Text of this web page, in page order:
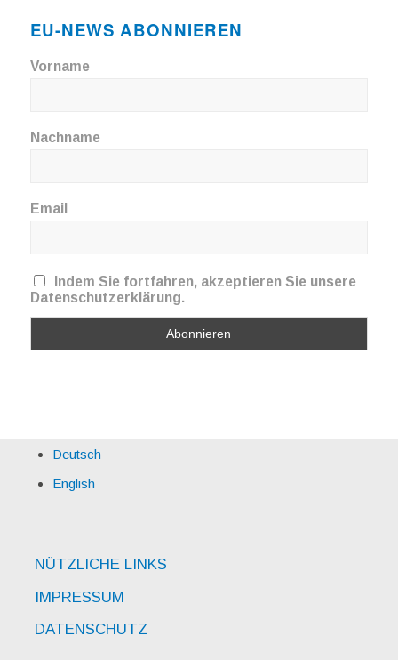
EU-NEWS ABONNIEREN
Vorname
Nachname
Email
Indem Sie fortfahren, akzeptieren Sie unsere
Datenschutzerklärung.
Deutsch
English
NÜTZLICHE LINKS
IMPRESSUM
DATENSCHUTZ